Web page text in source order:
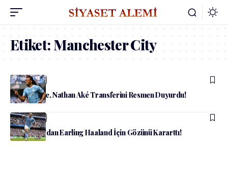
Etiket:Manchester City
admin Spor
Fenerbahçe, Nathan Aké Transferini Resmen Duyurdu!
admin Spor
Barcelona’dan Earling Haaland İçin Gözünü Kararttı!